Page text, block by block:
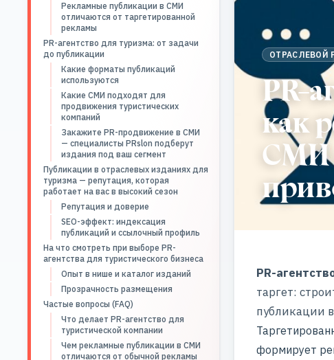
Рекламные публикации в СМИ
отличаются от таргетированной
рекламы
PR-агентство для туризма: от задачи
до публикации
Какие форматы публикаций
используются
Какие СМИ подходят для
продвижения туристических
компаний
Закажите PR-продвижение в СМИ
— специалисты PRslon подберут
издания под ваш сегмент
Публикации в отраслевых изданиях для
туризма — репутация, которая
работает на вас в высокий сезон
Репутация и доверие
SEO-эффект: индексация
публикаций и ссылочный профиль
На что смотреть при выборе PR-
агентства для туристического бизнеса
Опыт в нише и каталог изданий
Прозрачность размещения
Частые вопросы (FAQ)
Что делает PR-агентство для
туристической компании
Чем рекламные публикации в СМИ
отличаются от обычной рекламы
ОТРАСЛЕВОЙ
PR-
как
СМИ
PR-
таргет:
публикации
формирует